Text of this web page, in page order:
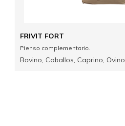
FRIVIT FORT
Pienso complementario.
Bovino, Caballos, Caprino,